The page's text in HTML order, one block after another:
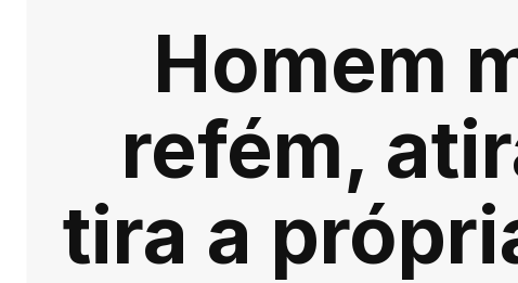
Homem
refém,
tira a